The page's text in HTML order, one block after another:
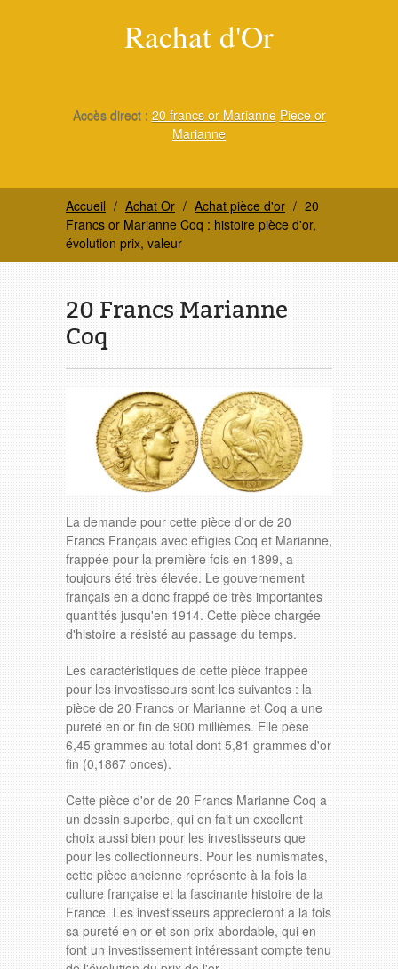
Rachat d'Or
Accès direct : 20 francs or Marianne Piece or
Marianne
Accueil Achat Or Achat pièce d'or
20
Francs or Marianne Coq : histoire pièce d'or,
évolution prix, valeur
20 Francs Marianne
Coq
La demande pour cette pièce d'or de 20
Francs Français avec effigies Coq et Marianne,
frappée pour la première fois en 1899, a
toujours été très élevée. Le gouvernement
français en a donc frappé de très importantes
quantités jusqu'en 1914. Cette pièce chargée
d'histoire a résisté au passage du temps.
Les caractéristiques de cette pièce frappée
pour les investisseurs sont les suivantes : la
pièce de 20 Francs or Marianne et Coq a une
pureté en or fin de 900 millièmes. Elle pèse
6,45 grammes au total dont 5,81 grammes d'or
fin (0,1867 onces).
Cette pièce d'or de 20 Francs Marianne Coq a
un dessin superbe, qui en fait un excellent
choix aussi bien pour les investisseurs que
pour les collectionneurs. Pour les numismates,
cette pièce ancienne représente à la fois la
culture française et la fascinante histoire de la
France. Les investisseurs apprécieront à la fois
sa pureté en or et son prix abordable, qui en
font un investissement intéressant compte tenu